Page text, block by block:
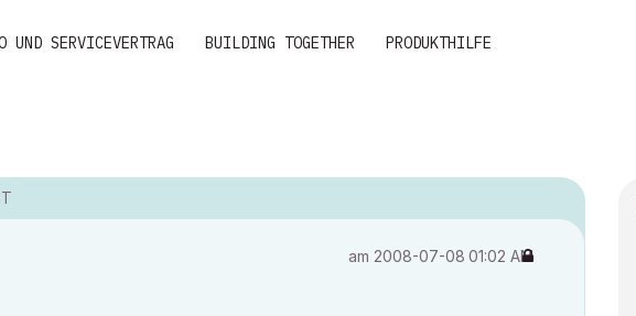
UND SERVICEVERTRAG BUILDING TOGETHER PRODUKTHILFE
am ‎2008-07-08 01:02 AM